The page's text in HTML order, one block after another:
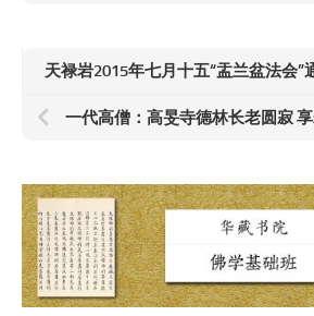
天禄岩2015年七月十五“盂兰盆法会”
一代高僧：高旻寺德林长老圆寂